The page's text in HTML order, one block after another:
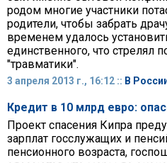
родом многие участники
родители, чтобы забрать
временем удалось
единственного, что стрелял
"травматики".
3 апреля 2013 г., 16:12 :: В
Кредит в 10 млрд евро:
Проект спасения Кипра
зарплат госслужащих и
пенсионного возраста,